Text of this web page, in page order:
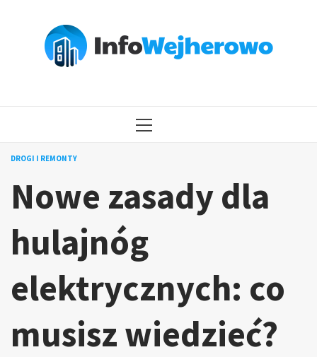
MENU
DROGI I REMONTY
Nowe zasady dla
hulajnóg
elektrycznych: co
musisz wiedzieć?